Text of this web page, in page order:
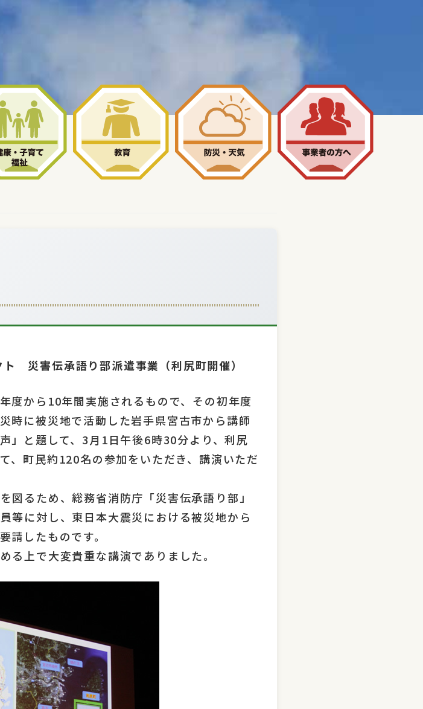
災害伝承語り部派遣事業（利尻町開催）
度から10年間実施されるもので、その初年度
時に被災地で活動した岩手県宮古市から講師
」と題して、3月1日午後6時30分より、利尻
、町民約120名の参加をいただき、講演いただ
図るため、総務省消防庁「災害伝承語り部」
等に対し、東日本大震災における被災地から
請したものです。
る上で大変貴重な講演でありました。